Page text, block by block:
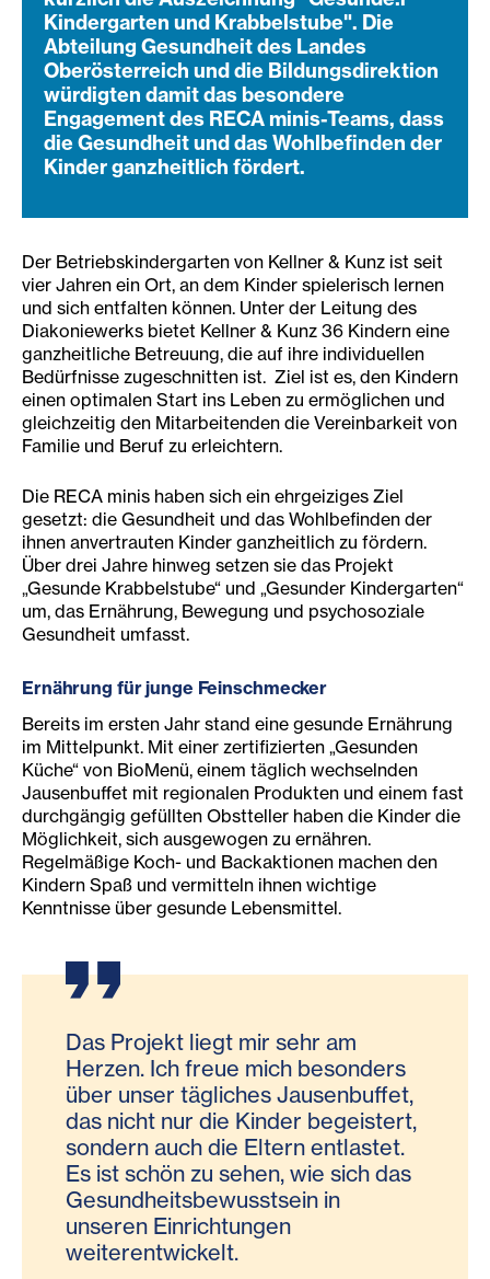
Kindergarten und Krabbelstube". Die
Abteilung Gesundheit des Landes
Oberösterreich und die Bildungsdirektion
würdigten damit das besondere
Engagement des RECA minis-Teams, dass
die Gesundheit und das Wohlbefinden der
Kinder ganzheitlich fördert.
Der Betriebskindergarten von Kellner & Kunz ist seit
vier Jahren ein Ort, an dem Kinder spielerisch lernen
und sich entfalten können. Unter der Leitung des
Diakoniewerks bietet Kellner & Kunz 36 Kindern eine
ganzheitliche Betreuung, die auf ihre individuellen
Bedürfnisse zugeschnitten ist. Ziel ist es, den Kindern
einen optimalen Start ins Leben zu ermöglichen und
gleichzeitig den Mitarbeitenden die Vereinbarkeit von
Familie und Beruf zu erleichtern.
Die RECA minis haben sich ein ehrgeiziges Ziel
gesetzt: die Gesundheit und das Wohlbefinden der
ihnen anvertrauten Kinder ganzheitlich zu fördern.
Über drei Jahre hinweg setzen sie das Projekt
„Gesunde Krabbelstube“ und „Gesunder Kindergarten“
um, das Ernährung, Bewegung und psychosoziale
Gesundheit umfasst.
Ernährung für junge Feinschmecker
Bereits im ersten Jahr stand eine gesunde Ernährung
im Mittelpunkt. Mit einer zertifizierten „Gesunden
Küche“ von BioMenü, einem täglich wechselnden
Jausenbuffet mit regionalen Produkten und einem fast
durchgängig gefüllten Obstteller haben die Kinder die
Möglichkeit, sich ausgewogen zu ernähren.
Regelmäßige Koch- und Backaktionen machen den
Kindern Spaß und vermitteln ihnen wichtige
Kenntnisse über gesunde Lebensmittel.
Das Projekt liegt mir sehr am
Herzen. Ich freue mich besonders
über unser tägliches Jausenbuffet,
das nicht nur die Kinder begeistert,
sondern auch die Eltern entlastet.
Es ist schön zu sehen, wie sich das
Gesundheitsbewusstsein in
unseren Einrichtungen
weiterentwickelt.